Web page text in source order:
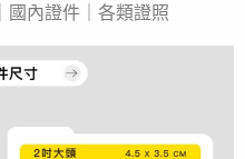
國內證件｜各類證照